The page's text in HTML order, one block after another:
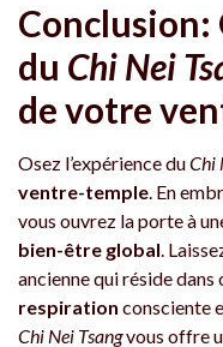
Conclusion:
du Chi Nei
de votre
Osez l’expérience duChi
ventre-temple. En
vous ouvrez la porte à
bien-être global.
ancienne qui réside dans
respiration consciente
Chi Nei Tsangvous offre